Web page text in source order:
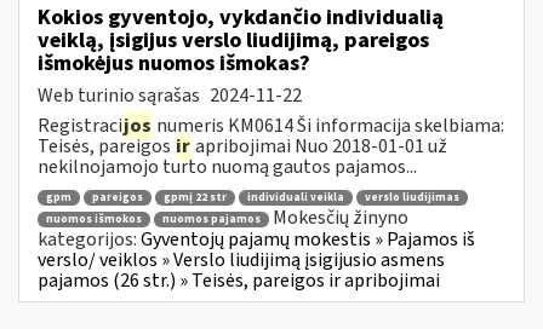
Kokios gyventojo, vykdančio individualią
veiklą, įsigijus verslo liudijimą, pareigos
išmokėjus nuomos išmokas?
Web turinio sąrašas 2024-11-22
Registracijos numeris KM0614 Ši informacija skelbiama:
Teisės, pareigos irapribojimai Nuo 2018-01-01 už
nekilnojamojo turto nuomą gautos pajamos...
gpm pareigos gpmį 22 str individuali veikla
verslo liudijimas
nuomos išmokos
nuomos pajamos
Mokesčių žinyno
kategorijos:Gyventojų pajamų mokestis » Pajamos iš
verslo/ veiklos » Verslo liudijimą įsigijusio asmens
pajamos (26 str.) » Teisės, pareigos ir apribojimai